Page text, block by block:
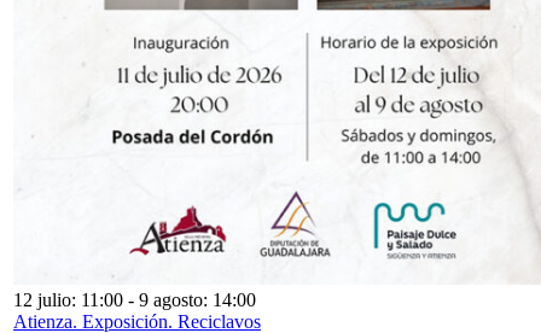
12 julio: 11:00 - 9 agosto: 14:00
Atienza. Exposición. Reciclavos